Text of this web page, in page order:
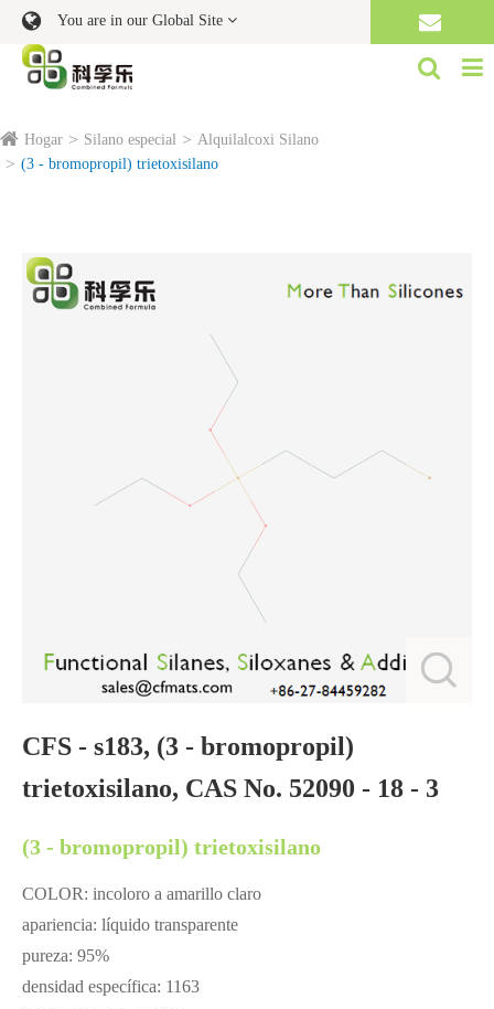
You are in our Global Site
Hogar Silano especial
Alquilalcoxi Silano
(3 - bromopropil) trietoxisilano
CFS - s183, (3 - bromopropil)
trietoxisilano, CAS No. 52090 - 18 - 3
(3 - bromopropil) trietoxisilano
COLOR: incoloro a amarillo claro
apariencia: líquido transparente
pureza: 95%
densidad específica: 1163